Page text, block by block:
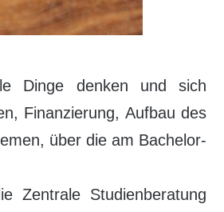
Dinge denken und sich
Finanzierung, Aufbau des
über die am Bachelor-
Zentrale Studienberatung